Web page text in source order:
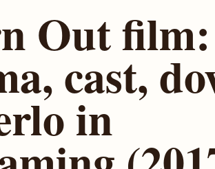
Out film:
cast,
in